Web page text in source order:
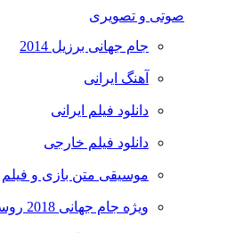
صوتی و تصویری
جام جهانی برزیل 2014
آهنگ ایرانی
دانلود فیلم ایرانی
دانلود فیلم خارجی
موسیقی متن بازی و فیلم
ویژه جام جهانی 2018 روسیه